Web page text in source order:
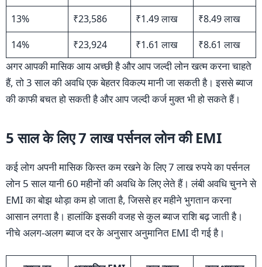
13%
₹23,586 ₹1.49 लाख
₹8.49 लाख
14%
₹23,924 ₹1.61 लाख ₹8.61 लाख
अगर आपकी मासिक आय अच्छी है और आप जल्दी लोन खत्म करना चाहते
हैं, तो 3 साल की अवधि एक बेहतर विकल्प मानी जा सकती है। इससे ब्याज
की काफी बचत हो सकती है और आप जल्दी कर्ज मुक्त भी हो सकते हैं।
5 साल के लिए 7 लाख पर्सनल लोन की EMI
कई लोग अपनी मासिक किस्त कम रखने के लिए 7 लाख रुपये का पर्सनल
लोन 5 साल यानी 60 महीनों की अवधि के लिए लेते हैं। लंबी अवधि चुनने से
EMI का बोझ थोड़ा कम हो जाता है, जिससे हर महीने भुगतान करना
आसान लगता है। हालांकि इसकी वजह से कुल ब्याज राशि बढ़ जाती है।
नीचे अलग-अलग ब्याज दर के अनुसार अनुमानित EMI दी गई है।